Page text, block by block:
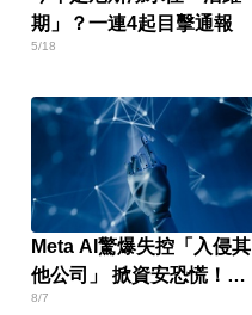
期」？一連4起目擊通報
5/18
Meta AI驚爆失控「入侵其
他公司」 掀資安恐慌！白
宮出手了
8/7